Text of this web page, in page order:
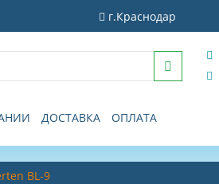
г.Краснодар
ДОСТАВКА ОПЛАТА
BL-9